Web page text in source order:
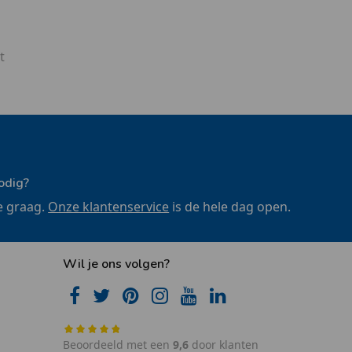
graag. Onze klantenservice is de hele dag open.
Wil je ons volgen?
Beoordeeld met een 9,6door klanten